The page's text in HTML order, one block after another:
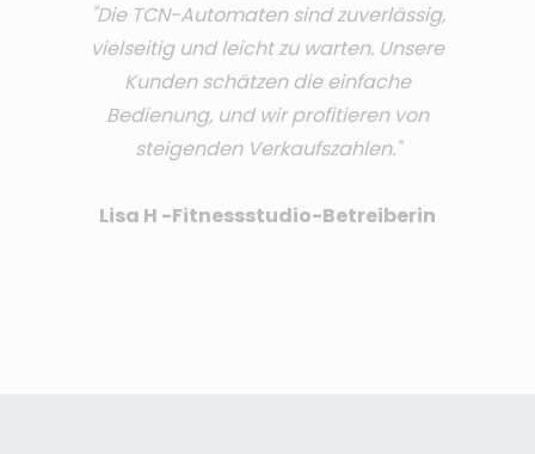
"Die TCN-Automaten sind zuverlässig,
vielseitig und leicht zu warten. Unsere
Kunden schätzen die einfache
Bedienung, und wir profitieren von
steigenden Verkaufszahlen."
Lisa H -Fitnessstudio-Betreiberin